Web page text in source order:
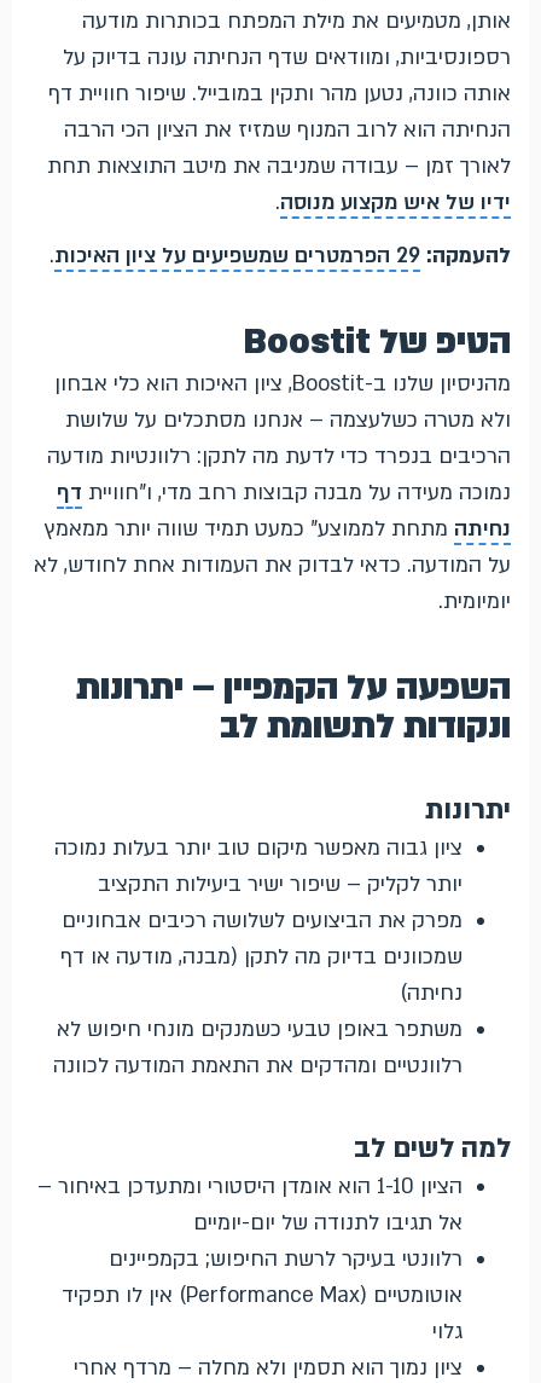
אותן, מטמיעים את מילת המפתח בכותרות מודעה
רספונסיביות, ומוודאים שדף הנחיתה עונה בדיוק על
אותה כוונה, נטען מהר ותקין במובייל. שיפור חוויית דף
הנחיתה הוא לרוב המנוף שמזיז את הציון הכי הרבה
לאורך זמן – עבודה שמניבה את מיטב התוצאות תחת
ידיו של איש מקצוע מנוסה.
להעמקה: 29 הפרמטרים שמשפיעים על ציון האיכות .
הטיפ של Boostit
מהניסיון שלנו ב-Boostit, ציון האיכות הוא כלי אבחון
ולא מטרה כשלעצמה – אנחנו מסתכלים על שלושת
הרכיבים בנפרד כדי לדעת מה לתקן: רלוונטיות מודעה
נמוכה מעידה על מבנה קבוצות רחב מדי, ו"חוויית דף
נחיתה מתחת לממוצע" כמעט תמיד שווה יותר ממאמץ
על המודעה. כדאי לבדוק את העמודות אחת לחודש, לא
יומיומית.
השפעה על הקמפיין – יתרונות
ונקודות לתשומת לב
יתרונות
ציון גבוה מאפשר מיקום טוב יותר בעלות נמוכה
יותר לקליק – שיפור ישיר ביעילות התקציב
מפרק את הביצועים לשלושה רכיבים אבחוניים
שמכוונים בדיוק מה לתקן (מבנה, מודעה או דף
נחיתה)
משתפר באופן טבעי כשמנקים מונחי חיפוש לא
רלוונטיים ומהדקים את התאמת המודעה לכוונה
למה לשים לב
הציון 1-10 הוא אומדן היסטורי ומתעדכן באיחור –
אל תגיבו לתנודה של יום-יומיים
רלוונטי בעיקר לרשת החיפוש; בקמפיינים
אוטומטיים (Performance Max) אין לו תפקיד
גלוי
ציון נמוך הוא תסמין ולא מחלה – מרדף אחרי